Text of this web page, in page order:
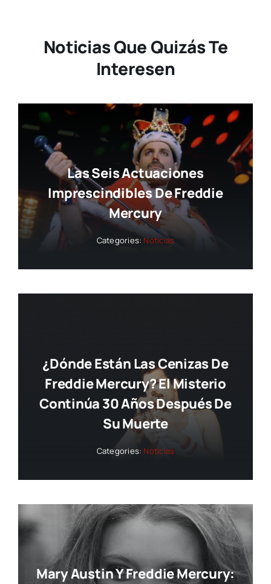
Noticias Que Quizás Te
Interesen
Las Seis Actuaciones
Imprescindibles De Freddie
Mercury
Categories: Noticias
¿Dónde Están Las Cenizas De
Freddie Mercury? El Misterio
Continúa 30 Años Después De
Su Muerte
Categories: Noticias
Mary Austin Y Freddie Mercury: